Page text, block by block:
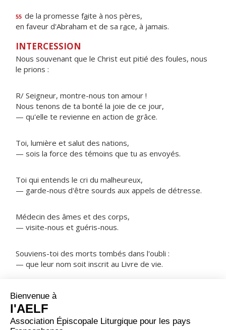
55 de la promesse faite à nos pères,
en faveur d'Abraham et de sa race, à jamais.
INTERCESSION
Nous souvenant que le Christ eut pitié des foules, nous
le prions :
R/ Seigneur, montre-nous ton amour !
Nous tenons de ta bonté la joie de ce jour,
— qu'elle te revienne en action de grâce.
Toi, lumière et salut des nations,
— sois la force des témoins que tu as envoyés.
Toi qui entends le cri du malheureux,
— garde-nous d'être sourds aux appels de détresse.
Médecin des âmes et des corps,
— visite-nous et guéris-nous.
Souviens-toi des morts tombés dans l'oubli :
— que leur nom soit inscrit au Livre de vie.
NOTRE PÈRE
ORAISON